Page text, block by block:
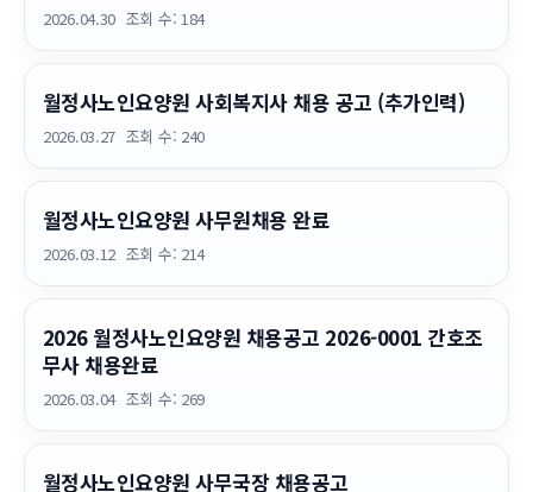
2026.04.30 조회 수: 184
월정사노인요양원 사회복지사 채용 공고 (추가인력)
2026.03.27 조회 수: 240
월정사노인요양원 사무원채용 완료
2026.03.12 조회 수: 214
2026 월정사노인요양원 채용공고 2026-0001 간호조
무사 채용완료
2026.03.04 조회 수: 269
월정사노인요양원 사무국장 채용공고